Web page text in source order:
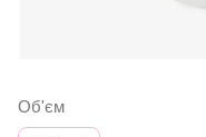
Об'єм